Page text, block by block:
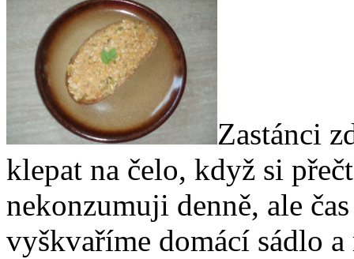
Zastánci
klepat na čelo, když si
nekonzumuji denně, ale
vyškvaříme domácí sádlo